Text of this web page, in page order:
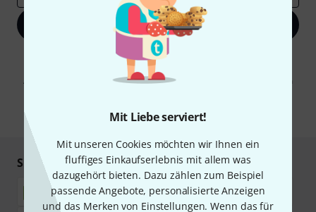
Mit Liebe serviert!
Mit unseren Cookies möchten wir Ihnen ein
fluffiges Einkaufserlebnis mit allem was
dazugehört bieten. Dazu zählen zum Beispiel
passende Angebote, personalisierte Anzeigen
und das Merken von Einstellungen. Wenn das für
Jetzt anmelden
Mit Klick auf „Jetzt anmelden“ stimmen Sie dem Erhalt von E-Mail-
Werbung und einer Messung des E-Mail-Nutzungsverhaltens zu. Die
Abmeldung ist jederzeit möglich. Weitere Informationen finden Sie in
* Pflichtfeld
Sicher einkaufen & bezahlen